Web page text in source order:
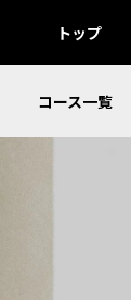
トップ
コース一覧